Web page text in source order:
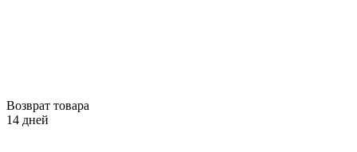
Возврат товара
14 дней